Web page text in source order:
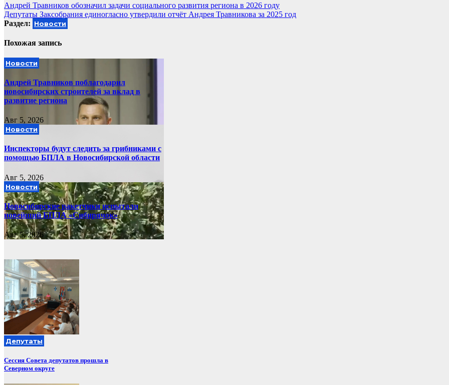
Навигация
по
Андрей Травников обозначил задачи социального развития региона в 2026 году
Депутаты Заксобрания единогласно утвердили отчёт Андрея Травникова за 2025 год
Раздел: Новости
Похожая запись
Новости
Андрей Травников поблагодарил
новосибирских строителей за вклад в
развитие региона
Авг 5, 2026
Новости
Инспекторы будут следить за грибниками с
помощью БПЛА в Новосибирской области
Авг 5, 2026
Новости
Новосибирские ракетчики испытали
новейший БПЛА «Сибирячок»
Авг 5, 2026
Депутаты
Сессия Совета депутатов прошла в
Северном округе